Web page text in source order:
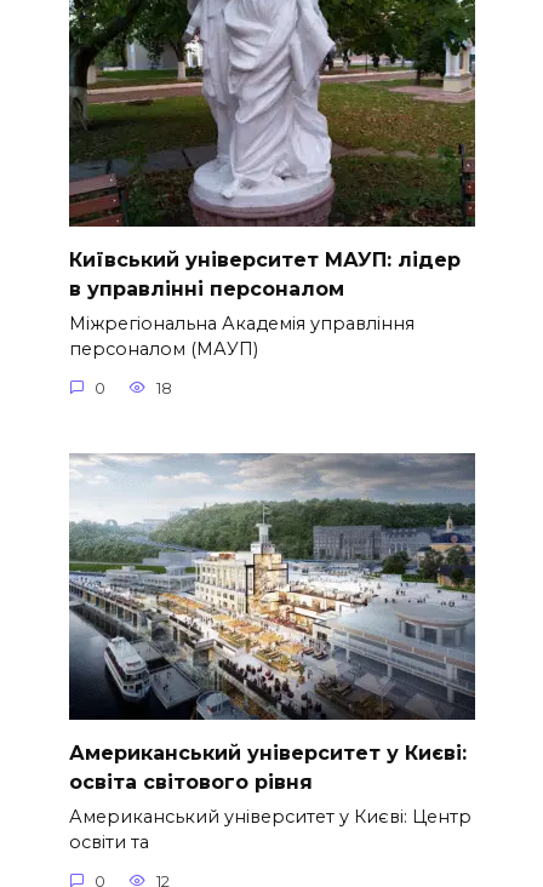
Київський університет МАУП: лідер
в управлінні персоналом
Міжрегіональна Академія управління
персоналом (МАУП)
0 18
Американський університет у Києві:
освіта світового рівня
Американський університет у Києві: Центр
освіти та
0 12